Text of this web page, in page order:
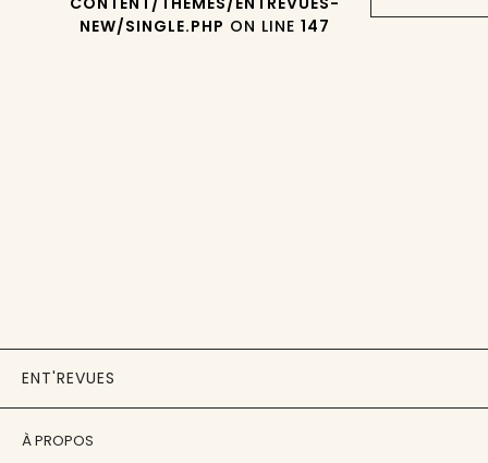
NEW/SINGLE.PHP ON LINE 147
ENT'REVUES
À PROPOS